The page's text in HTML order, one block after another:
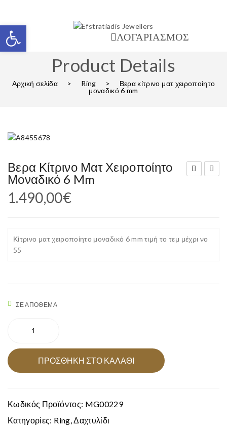
ΛΟΓΑΡΙΑΣΜΟΣ
Product Details
Αρχική σελίδα > Ring >
Βερα κίτρινο ματ χειροποίητο
μοναδικό 6 mm
χει
χει
Βερα Κίτρινο Ματ Χειροποίητο
Μοναδικό 6 Mm
1.490,00€
Κίτρινο ματ χειροποίητο μοναδικό 6 mm τιμή το τεμ μέχρι νο
55
ΣΕ ΑΠΌΘΕΜΑ
ματ
χειροποίητο
μοναδικό
ποσότητα
ΠΡΟΣΘΉΚΗ ΣΤΟ ΚΑΛΆΘΙ
Κωδικός Προϊόντος: MG00229
Κατηγορίες: Ring,Δαχτυλίδι
Ανοίξτε τη γραμμή εργαλείων